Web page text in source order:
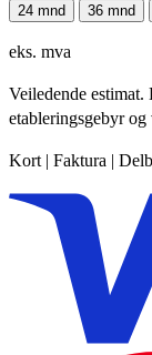
24 mnd 36 mnd
eks. mva
Veiledende
etableringsgebyr
Kort | Faktura |